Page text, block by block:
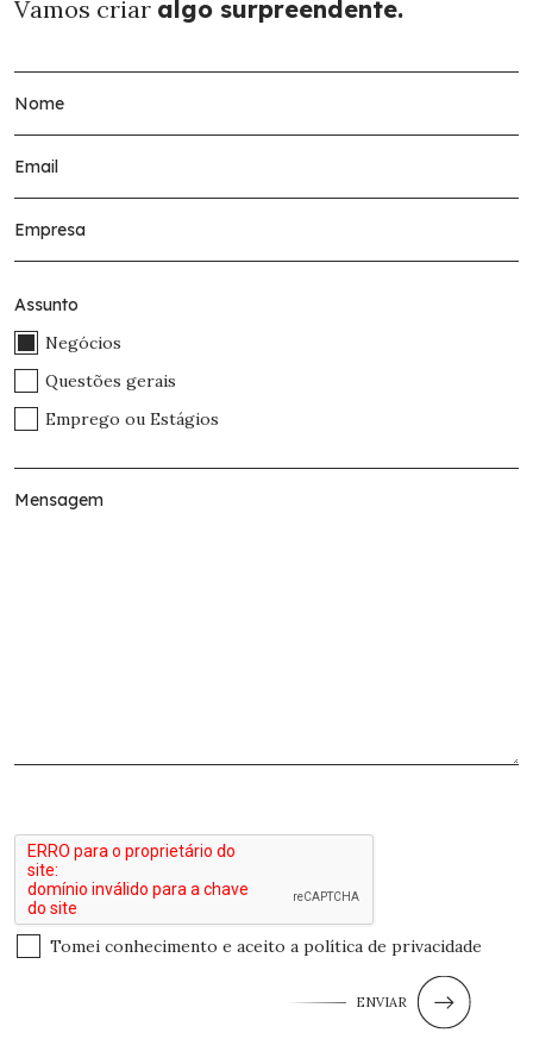
Vamos criar algo surpreendente.
Assunto
Negócios
Questões gerais
Emprego ou Estágios
Tomei conhecimento e aceito a política de privacidade
ENVIAR